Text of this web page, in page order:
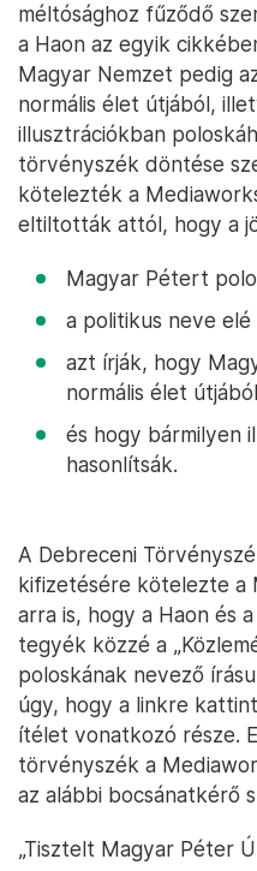
méltósághoz fűződő
a Haon az egyik
Magyar Nemzet pedig
normális élet útjából,
illusztrációkban
törvényszék döntése
kötelezték a
eltiltották attól, hogy a
Magyar Pétert
a politikus neve
azt írják, hogy
normális élet
és hogy bármilyen
hasonlítsák.
A Debreceni
kifizetésére kötelezte a
arra is, hogy a Haon és
tegyék közzé a
poloskának nevező
úgy, hogy a linkre
ítélet vonatkozó része.
törvényszék a
az alábbi bocsánatkérő
„Tisztelt Magyar Péter